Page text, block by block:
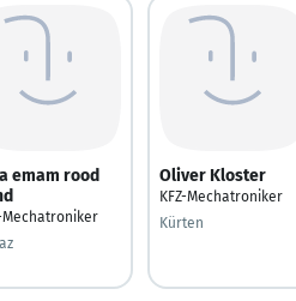
emam rood
Mechatroniker
Oliver Kloster
KFZ-Mechatroniker
Kürten